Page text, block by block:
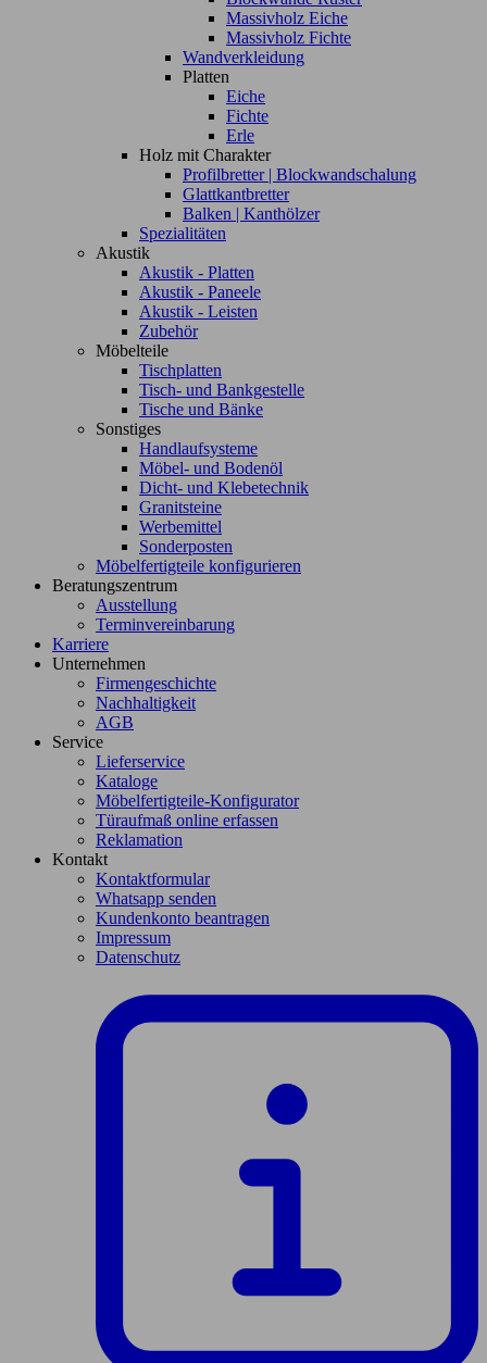
Massivholz Eiche
Massivholz Fichte
Wandverkleidung
Platten
Eiche
Fichte
Erle
Holz mit Charakter
Profilbretter | Blockwandschalung
Glattkantbretter
Balken | Kanthölzer
Spezialitäten
Akustik
Akustik - Platten
Akustik - Paneele
Akustik - Leisten
Zubehör
Möbelteile
Tischplatten
Tisch- und Bankgestelle
Tische und Bänke
Sonstiges
Handlaufsysteme
Möbel- und Bodenöl
Dicht- und Klebetechnik
Granitsteine
Werbemittel
Sonderposten
Möbelfertigteile konfigurieren
Beratungszentrum
Ausstellung
Terminvereinbarung
Karriere
Unternehmen
Firmengeschichte
Nachhaltigkeit
AGB
Service
Lieferservice
Kataloge
Möbelfertigteile-Konfigurator
Türaufmaß online erfassen
Reklamation
Kontakt
Kontaktformular
Whatsapp senden
Kundenkonto beantragen
Impressum
Datenschutz